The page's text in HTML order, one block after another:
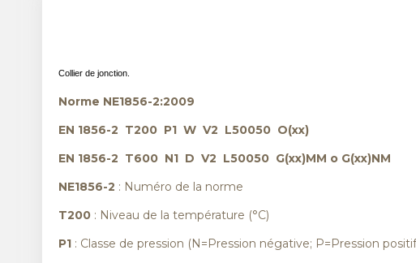
Collier de jonction.
Norme NE1856-2:2009
EN 1856-2 T200 P1 W V2 L50050 O(xx)
EN 1856-2 T600 N1 D V2 L50050 G(xx)MM o G(xx)NM
NE1856-2 : Numéro de la norme
T200 : Niveau de la température (°C)
P1 : Classe de pression (N=Pression négative; P=Pression